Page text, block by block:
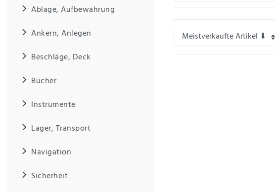
Ablage, Aufbewahrung
Ankern, Anlegen
Beschläge, Deck
Bücher
Instrumente
Lager, Transport
Navigation
Sicherheit
einfach.
IHR NAME
IHRE E-MAIL ADRESSE
Hiermit
bestätige
ich, dass